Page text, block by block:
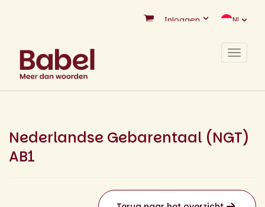
Inloggen NL
Toggle
Nederlandse Gebarentaal (NGT)
AB1